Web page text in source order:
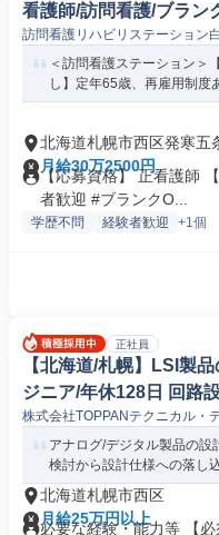
看護師/訪問看護/ブラン
訪問看護リハビリステーション
＜訪問看護ステーション＞
し】定年65歳、再雇用制度
北海道札幌市西区発寒五
月給30万2500円
【応募資格】 正看護師
者歓迎 #ブランクO...
学歴不問 経験者歓迎 +1個
正社員
【北海道/札幌】LSI製
ジニア/年休128日 回路
株式会社TOPPANテクニカル・
アナログ/デジタル製品の設
検討から設計仕様への落し
北海道札幌市西区
月給25万円以上
必要な経験・能力等 【